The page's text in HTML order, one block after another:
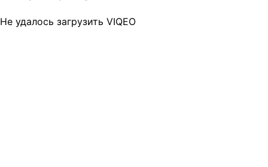
Не удалось загрузить VIQEO